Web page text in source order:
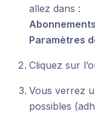
allez dans :
Paramètres
Cliquez sur
Vous verrez
possibles